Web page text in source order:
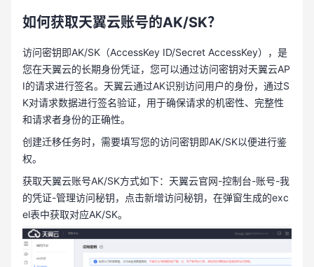
如何获取天翼云账号的AK/SK？
访问密钥即AK/SK（AccessKey ID/Secret AccessKey），是
您在天翼云的长期身份凭证，您可以通过访问密钥对天翼云AP
I的请求进行签名。天翼云通过AK识别访问用户的身份，通过S
K对请求数据进行签名验证，用于确保请求的机密性、完整性
和请求者身份的正确性。
创建迁移任务时，需要填写您的访问密钥即AK/SK以便进行鉴
权。
获取天翼云账号AK/SK方式如下：天翼云官网-控制台-账号-我
的凭证-管理访问秘钥，点击新增访问秘钥，在弹窗生成的exc
el表中获取对应AK/SK。